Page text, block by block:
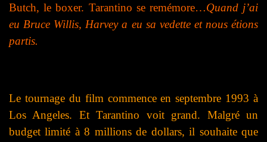
Butch, le boxer. Tarantino se remémore…Quand j’ai
eu Bruce Willis, Harvey a eu sa vedette et nous étions
partis.
Le tournage du film commence en septembre 1993 à
Los Angeles. Et Tarantino voit grand. Malgré un
budget limité à 8 millions de dollars, il souhaite que